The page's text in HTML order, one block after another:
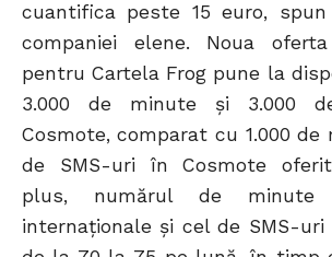
cuantifica peste 15 euro, spun
companiei elene. Noua
pentru Cartela Frog pune la
3.000 de minute și 3.000
Cosmote, comparat cu 1.000 de
de SMS-uri în Cosmote
plus, numărul de minute
internaționale și cel de SMS-